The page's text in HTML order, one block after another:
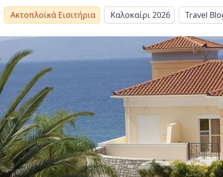
Ακτοπλοϊκά Εισιτήρια Καλοκαίρι 2026 Travel